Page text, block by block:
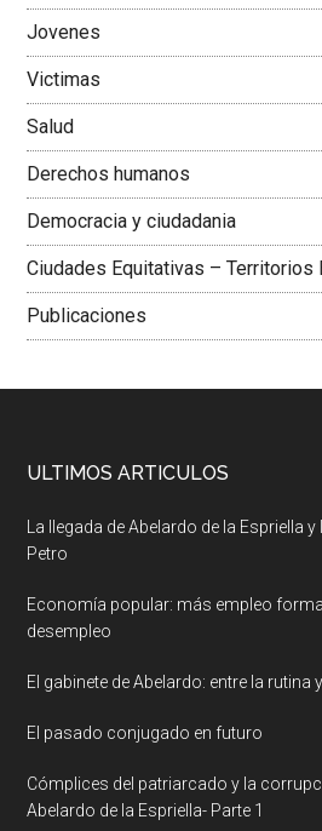
Jovenes
Victimas
Salud
Derechos humanos
Democracia y ciudadania
Ciudades Equitativas – Territorios
Publicaciones
ULTIMOS ARTICULOS
La llegada de Abelardo de la Espriella
Petro
Economía popular: más empleo
desempleo
El gabinete de Abelardo: entre la rutina
El pasado conjugado en futuro
Cómplices del patriarcado y la
Abelardo de la Espriella- Parte 1